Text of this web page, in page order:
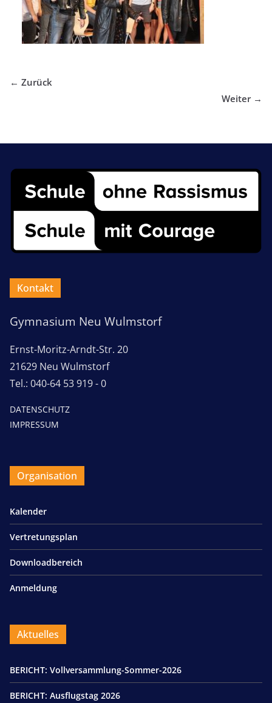
← Zurück
Weiter →
Kontakt
Gymnasium Neu Wulmstorf
Ernst-Moritz-Arndt-Str. 20
21629 Neu Wulmstorf
Tel.: 040-64 53 919 - 0
DATENSCHUTZ
IMPRESSUM
Organisation
Kalender
Vertretungsplan
Downloadbereich
Anmeldung
Aktuelles
BERICHT: Vollversammlung-Sommer-2026
BERICHT: Ausflugstag 2026